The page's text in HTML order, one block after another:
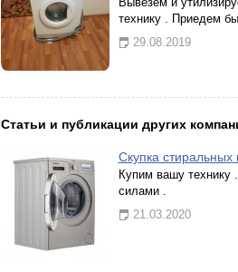
технику . Приедем
29.08.2019
Статьи и публикации других
Скупка
Купим вашу
силами .
21.03.2020